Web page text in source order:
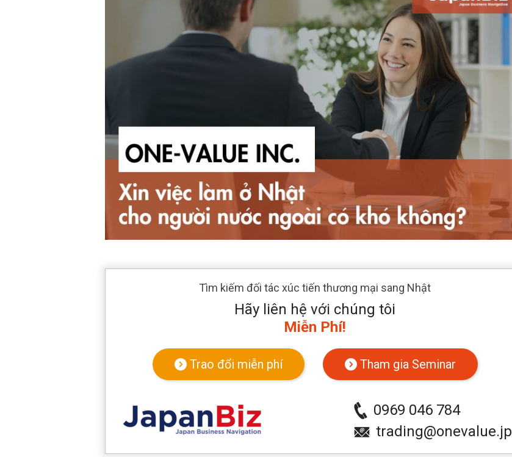
Tìm kiếm đối tác xúc tiến thương mại sang Nhật
Hãy liên hệ với chúng tôi
Miễn Phí!
Trao đổi miễn phí Tham gia Seminar
0969 046 784
trading@onevalue.jp